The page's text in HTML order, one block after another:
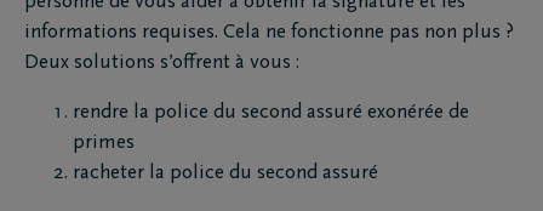
informations requises. Cela ne fonctionne pas non plus ?
Deux solutions s’offrent à vous :
rendre la police du second assuré exonérée de
primes
racheter la police du second assuré